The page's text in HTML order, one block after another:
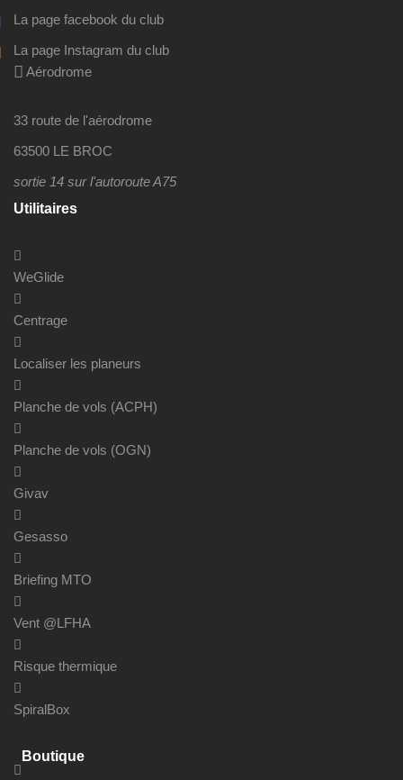
La page facebook du club
La page Instagram du club
Aérodrome
33 route de l'aérodrome
63500 LE BROC
sortie 14 sur l'autoroute A75
Utilitaires
WeGlide
Centrage
Localiser les planeurs
Planche de vols (ACPH)
Planche de vols (OGN)
Givav
Gesasso
Briefing MTO
Vent @LFHA
Risque thermique
SpiralBox
Boutique